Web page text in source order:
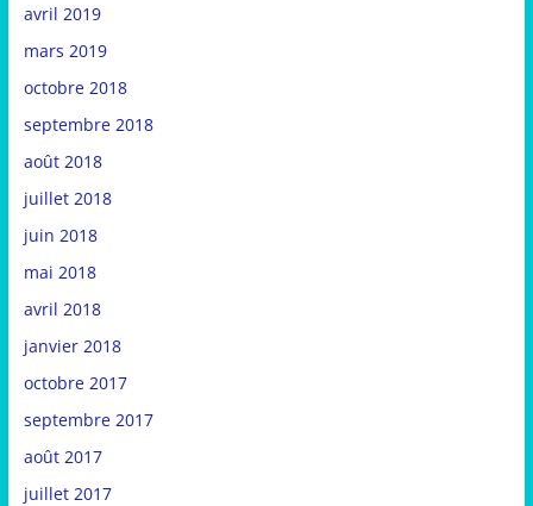
avril 2019
mars 2019
octobre 2018
septembre 2018
août 2018
juillet 2018
juin 2018
mai 2018
avril 2018
janvier 2018
octobre 2017
septembre 2017
août 2017
juillet 2017